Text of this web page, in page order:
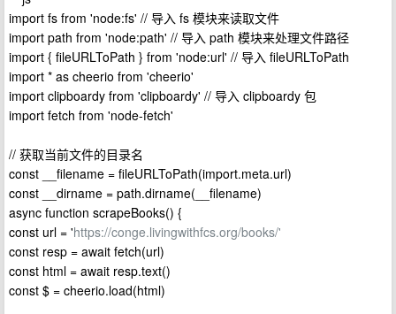
import fs from 'node:fs' // 导入 fs 模块来读取文件
import path from 'node:path' // 导入 path 模块来处理文件路径
import { fileURLToPath } from 'node:url' // 导入 fileURLToPath
import * as cheerio from 'cheerio'
import clipboardy from 'clipboardy' // 导入 clipboardy 包
import fetch from 'node-fetch'
// 获取当前文件的目录名
const __filename = fileURLToPath(import.meta.url)
const __dirname = path.dirname(__filename)
async function scrapeBooks() {
const url = 'https://conge.livingwithfcs.org/books/'
const resp = await fetch(url)
const html = await resp.text()
const $ = cheerio.load(html)